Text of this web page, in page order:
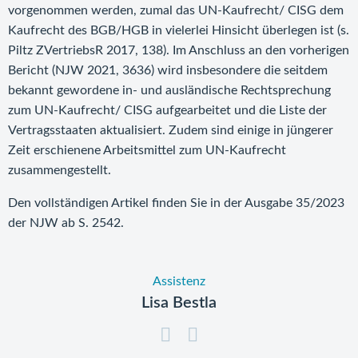
vorgenommen werden, zumal das UN-Kaufrecht/ CISG dem
Kaufrecht des BGB/HGB in vielerlei Hinsicht überlegen ist (s.
Piltz ZVertriebsR 2017, 138). Im Anschluss an den vorherigen
Bericht (NJW 2021, 3636) wird insbesondere die seitdem
bekannt gewordene in- und ausländische Rechtsprechung
zum UN-Kaufrecht/ CISG aufgearbeitet und die Liste der
Vertragsstaaten aktualisiert. Zudem sind einige in jüngerer
Zeit erschienene Arbeitsmittel zum UN-Kaufrecht
zusammengestellt.
Den vollständigen Artikel finden Sie in der Ausgabe 35/2023
der NJW ab S. 2542.
Assistenz
Lisa Bestla